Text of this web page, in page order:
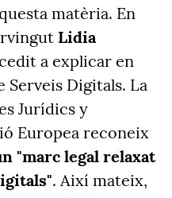
matèria. En
Lidia
a explicar en
Serveis Digitals. La
Jurídics y
Europea reconeix
"marc legal relaxat
. Així mateix,